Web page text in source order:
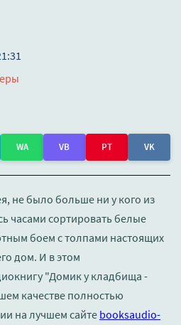
WA VB PT VK
не было больше ни у кого из
часами сортировать белые
боем с толпами настоящих
дом. И в этом
"Домик у кладбища -
качестве полностью
на лучшем сайте booksaudio-